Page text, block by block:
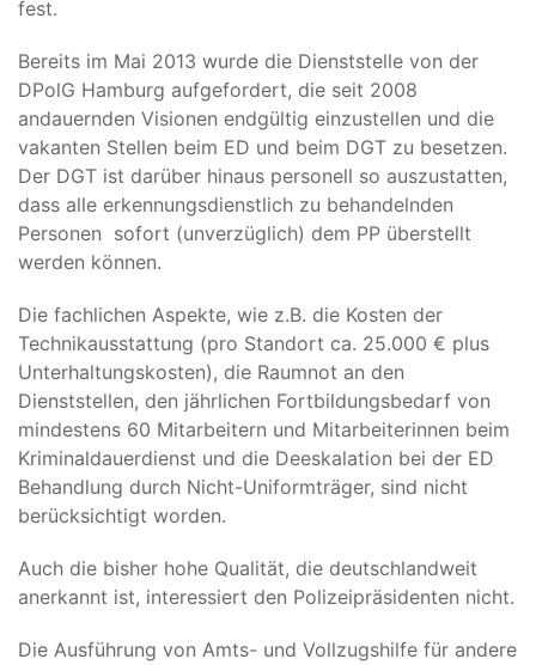
fest.
Bereits im Mai 2013 wurde die Dienststelle von der
DPolG Hamburg aufgefordert, die seit 2008
andauernden Visionen endgültig einzustellen und die
vakanten Stellen beim ED und beim DGT zu besetzen.
Der DGT ist darüber hinaus personell so auszustatten,
dass alle erkennungsdienstlich zu behandelnden
Personen sofort (unverzüglich) dem PP überstellt
werden können.
Die fachlichen Aspekte, wie z.B. die Kosten der
Technikausstattung (pro Standort ca. 25.000 € plus
Unterhaltungskosten), die Raumnot an den
Dienststellen, den jährlichen Fortbildungsbedarf von
mindestens 60 Mitarbeitern und Mitarbeiterinnen beim
Kriminaldauerdienst und die Deeskalation bei der ED
Behandlung durch Nicht-Uniformträger, sind nicht
berücksichtigt worden.
Auch die bisher hohe Qualität, die deutschlandweit
anerkannt ist, interessiert den Polizeipräsidenten nicht.
Die Ausführung von Amts- und Vollzugshilfe für andere